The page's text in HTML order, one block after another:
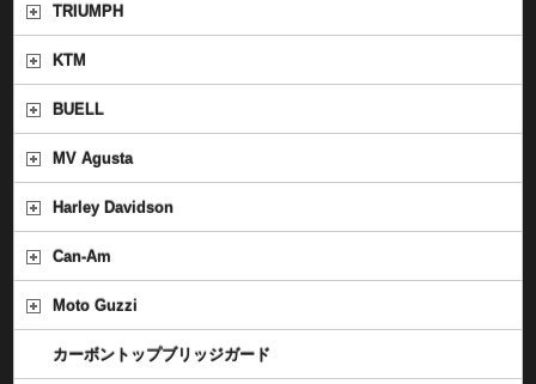
TRIUMPH
KTM
BUELL
MV Agusta
Harley Davidson
Can-Am
Moto Guzzi
カーボントップブリッジガード